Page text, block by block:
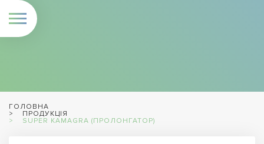
ГОЛОВНА
ПРОДУКЦІЯ
SUPER KAMAGRA (ПРОЛОНГАТОР)